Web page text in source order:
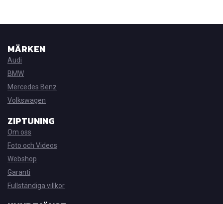
MÄRKEN
Audi
BMW
Mercedes Benz
Volkswagen
ZIPTUNING
Om oss
Foto och Videos
Webshop
Garanti
Fullständiga villkor